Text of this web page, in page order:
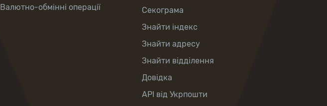
Валютно-обмінні операції
Секограма
Знайти індекс
Знайти адресу
Знайти відділення
Довідка
API від Укрпошти